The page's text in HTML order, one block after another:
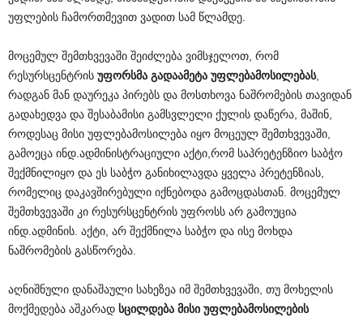
უფლების ჩამორთმევით ვადით სამ წლამდე.
მოცემულ შემთხვევაში შეიძლება ვიმსჯელოთ, რომ
რესურსცენტრის უფორსმა გადაამეტა უფლებამოსილებას,
რადგან მან დაურეკა პირებს და მოსთხოვა ნაშრომების თავიდან
გადახედვა და შესაბამისი გამსვლელი ქულის დაწერა, მაშინ,
როდესაც მისი უფლებამოსილება იყო მოცეულ შემთხვევაში,
გამოეცა ინდ.ადმინისტრაციული აქტი,რომ საპრეტენზიო საბჭო
შექმნილიყო და ეს საბჭო განიხილავდა ყველა პრეტენზიას,
რომელიც დაკავშირებული იქნებოდა გამოცდასთან. მოცემულ
შემთხვევაში კი რესურსცენტრის უფროსს არ გამოუცია
ინდ.ადმინის. აქტი, არ შექმნილა საბჭო და ისე მოხდა
ნაშრომების გასწორება.
აღნიშნული დანაშაული სახეზეა იმ შემთხვევაში, თუ მოხელის
მოქმედება აშკარად სცილდება მისი უფლებამოსილების